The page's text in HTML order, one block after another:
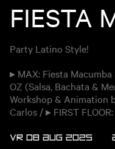
FIESTA
Party Latino Style!
▸ MAX: Fiesta
OZ (Salsa, Bachata &
Workshop & Animation
Carlos / ▸ FIRST
VR 08 AUG 2025